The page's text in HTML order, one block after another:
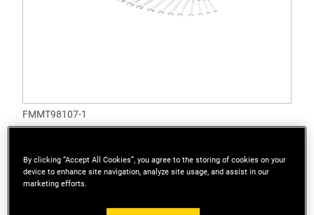
FMMT98107-1
Stanley® Fatmax® 3 D-STAK 126dílná sada
By clicking “Accept All Cookies”, you agree to the storing of cookies on your
device to enhance site navigation, analyze site usage, and assist in our
marketing efforts.